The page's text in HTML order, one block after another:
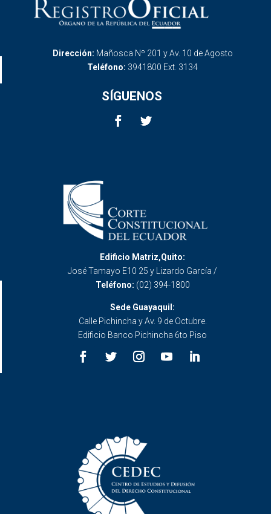
Dirección: Mañosca Nº 201 y Av. 10 de Agosto
Teléfono: 3941800 Ext. 3134
SÍGUENOS
Edificio Matriz,Quito:
José Tamayo E10 25 y Lizardo García /
Teléfono: (02) 394-1800
Sede Guayaquil:
Calle Pichincha y Av. 9 de Octubre.
Edificio Banco Pichincha 6to Piso